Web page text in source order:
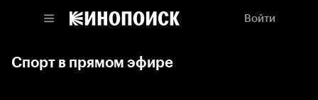
Войти
Спорт в прямом эфире